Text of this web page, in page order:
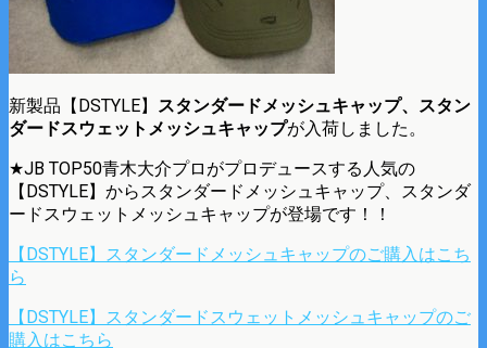
新製品【DSTYLE】 スタンダードメッシュキャップ、スタン
ダードスウェットメッシュキャップが入荷しました。
★JB TOP50青木大介プロがプロデュースする人気の
【DSTYLE】からスタンダードメッシュキャップ、スタンダ
ードスウェットメッシュキャップが登場です！！
【DSTYLE】スタンダードメッシュキャップのご購入はこち
ら
【DSTYLE】スタンダードスウェットメッシュキャップのご
購入はこちら